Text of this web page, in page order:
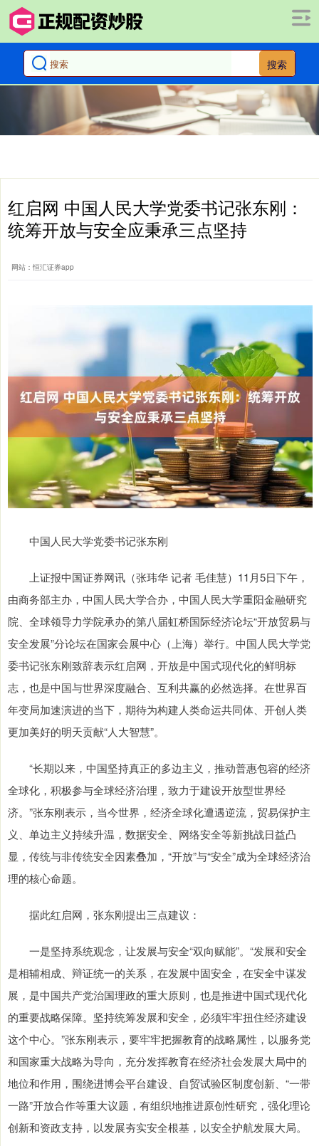
搜索
红启网 中国人民大学党委书记张东刚：
统筹开放与安全应秉承三点坚持
网站：恒汇证券app
中国人民大学党委书记张东刚
上证报中国证券网讯（张玮华 记者 毛佳慧）11月5日下午，
由商务部主办，中国人民大学合办，中国人民大学重阳金融研究
院、全球领导力学院承办的第八届虹桥国际经济论坛“开放贸易与
安全发展”分论坛在国家会展中心（上海）举行。中国人民大学党
委书记张东刚致辞表示红启网，开放是中国式现代化的鲜明标
志，也是中国与世界深度融合、互利共赢的必然选择。在世界百
年变局加速演进的当下，期待为构建人类命运共同体、开创人类
更加美好的明天贡献“人大智慧”。
“长期以来，中国坚持真正的多边主义，推动普惠包容的经济
全球化，积极参与全球经济治理，致力于建设开放型世界经
济。”张东刚表示，当今世界，经济全球化遭遇逆流，贸易保护主
义、单边主义持续升温，数据安全、网络安全等新挑战日益凸
显，传统与非传统安全因素叠加，“开放”与“安全”成为全球经济治
理的核心命题。
据此红启网，张东刚提出三点建议：
一是坚持系统观念，让发展与安全“双向赋能”。“发展和安全
是相辅相成、辩证统一的关系，在发展中固安全，在安全中谋发
展，是中国共产党治国理政的重大原则，也是推进中国式现代化
的重要战略保障。坚持统筹发展和安全，必须牢牢扭住经济建设
这个中心。”张东刚表示，要牢牢把握教育的战略属性，以服务党
和国家重大战略为导向，充分发挥教育在经济社会发展大局中的
地位和作用，围绕进博会平台建设、自贸试验区制度创新、“一带
一路”开放合作等重大议题，有组织地推进原创性研究，强化理论
创新和资政支持，以发展夯实安全根基，以安全护航发展大局。